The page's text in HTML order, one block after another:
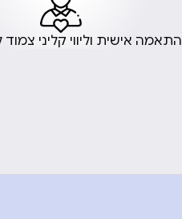
התאמה אישית וליווי קליני